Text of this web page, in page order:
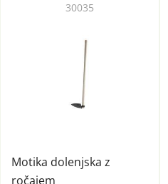
Motika dolenjska z
ročajem
30035